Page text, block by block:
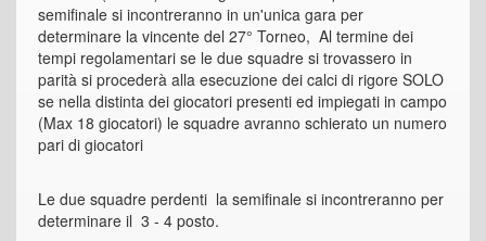
semifinale si incontreranno in un'unica gara per
determinare la vincente del 27° Torneo, Al termine dei
tempi regolamentari se le due squadre si trovassero in
parità si procederà alla esecuzione dei calci di rigore SOLO
se nella distinta dei giocatori presenti ed impiegati in campo
(Max 18 giocatori) le squadre avranno schierato un numero
pari di giocatori
Le due squadre perdenti la semifinale si incontreranno per
determinare il 3 - 4 posto.